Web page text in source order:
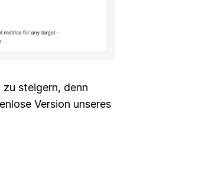
steigern, denn
Version unseres